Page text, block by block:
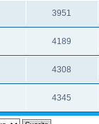
3951
4189
4308
4345